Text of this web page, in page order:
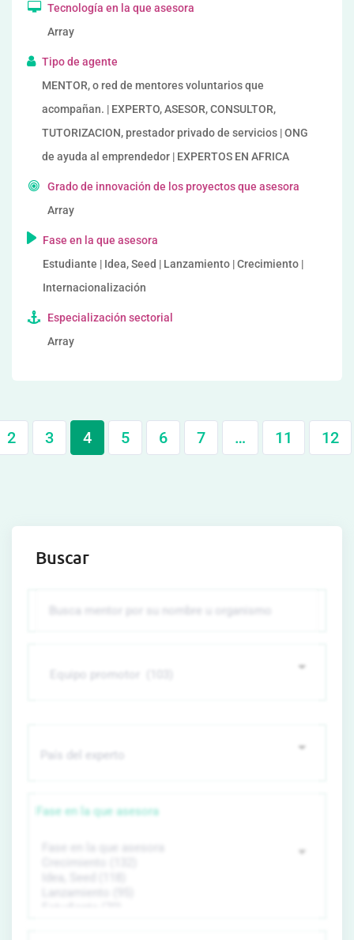
Tecnología en la que asesora
Array
Tipo de agente
MENTOR, o red de mentores voluntarios que
acompañan. | EXPERTO, ASESOR, CONSULTOR,
TUTORIZACION, prestador privado de servicios | ONG
de ayuda al emprendedor | EXPERTOS EN AFRICA
Grado de innovación de los proyectos que asesora
Array
Fase en la que asesora
Estudiante | Idea, Seed | Lanzamiento | Crecimiento |
Internacionalización
Especialización sectorial
Array
2 3 4 5 6 7 … 11 12
Buscar
Fase en la que asesora